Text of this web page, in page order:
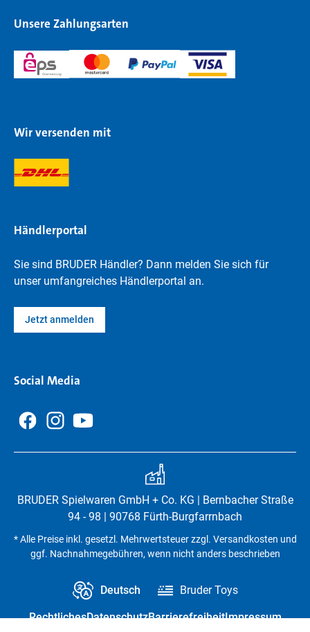
Unsere Zahlungsarten
Wir versenden mit
Händlerportal
Sie sind BRUDER Händler? Dann melden Sie sich für
unser umfangreiches Händlerportal an.
Jetzt anmelden
Social Media
BRUDER Spielwaren GmbH + Co. KG | Bernbacher Straße
94 - 98 | 90768 Fürth-Burgfarrnbach
* Alle Preise inkl. gesetzl. Mehrwertsteuer zzgl. Versandkosten und
ggf. Nachnahmegebühren, wenn nicht anders beschrieben
Deutsch Bruder Toys
RechtlichesDatenschutzBarrierefreiheitImpressum